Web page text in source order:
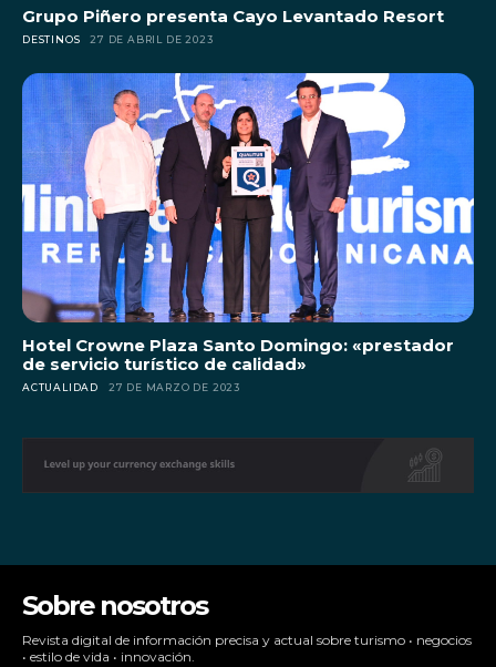
Grupo Piñero presenta Cayo Levantado Resort
DESTINOS 27 DE ABRIL DE 2023
Hotel Crowne Plaza Santo Domingo: «prestador
de servicio turístico de calidad»
ACTUALIDAD 27 DE MARZO DE 2023
Sobre nosotros
Revista digital de información precisa y actual sobre turismo • negocios
• estilo de vida • innovación.